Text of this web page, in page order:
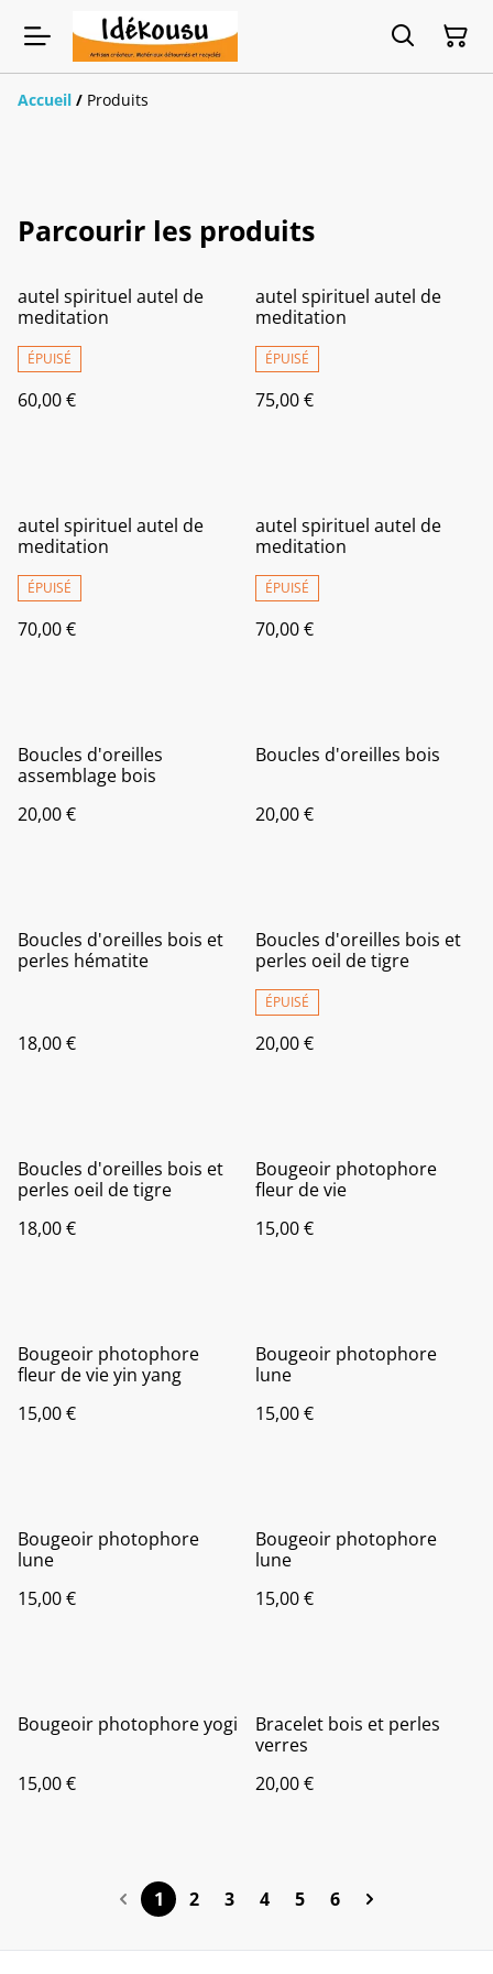
Accueil / Produits
Parcourir les produits
autel spirituel autel de
meditation
ÉPUISÉ
60,00 €
autel spirituel autel de
meditation
ÉPUISÉ
75,00 €
autel spirituel autel de
meditation
ÉPUISÉ
70,00 €
autel spirituel autel de
meditation
ÉPUISÉ
70,00 €
Boucles d'oreilles
assemblage bois
20,00 €
Boucles d'oreilles bois
20,00 €
Boucles d'oreilles bois et
perles hématite
18,00 €
Boucles d'oreilles bois et
perles oeil de tigre
ÉPUISÉ
20,00 €
Boucles d'oreilles bois et
perles oeil de tigre
18,00 €
Bougeoir photophore
fleur de vie
15,00 €
Bougeoir photophore
fleur de vie yin yang
15,00 €
Bougeoir photophore
lune
15,00 €
Bougeoir photophore
lune
15,00 €
Bougeoir photophore
lune
15,00 €
Bougeoir photophore yogi
15,00 €
Bracelet bois et perles
verres
20,00 €
1 2 3 4 5 6